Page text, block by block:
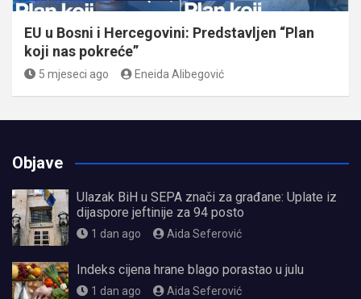
EU u Bosni i Hercegovini: Predstavljen “Plan
koji nas pokreće”
5 mjeseci ago Eneida Alibegović
Objave
Ulazak BiH u SEPA znači za građane: Uplate iz
dijaspore jeftinije za 94 posto
1 dan ago Aida Seferović
Indeks cijena hrane blago porastao u julu
1 dan ago Aida Seferović